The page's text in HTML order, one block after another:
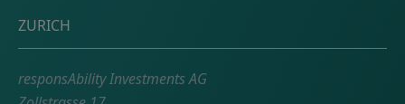
Adresse
ZURICH
responsAbility Investments AG